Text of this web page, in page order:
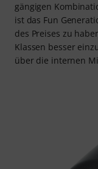
gängigen
ist das Fun
des Preises zu
Klassen besser
über die internen